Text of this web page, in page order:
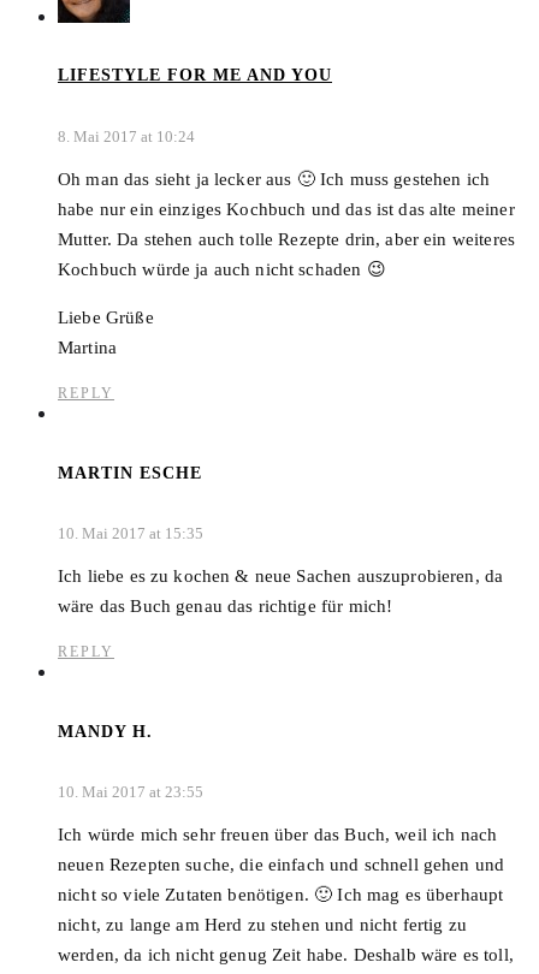
LIFESTYLE FOR ME AND YOU
8. Mai 2017 at 10:24
Oh man das sieht ja lecker aus 🙂 Ich muss gestehen ich
habe nur ein einziges Kochbuch und das ist das alte meiner
Mutter. Da stehen auch tolle Rezepte drin, aber ein weiteres
Kochbuch würde ja auch nicht schaden 😉
Liebe Grüße
Martina
REPLY
MARTIN ESCHE
10. Mai 2017 at 15:35
Ich liebe es zu kochen & neue Sachen auszuprobieren, da
wäre das Buch genau das richtige für mich!
REPLY
MANDY H.
10. Mai 2017 at 23:55
Ich würde mich sehr freuen über das Buch, weil ich nach
neuen Rezepten suche, die einfach und schnell gehen und
nicht so viele Zutaten benötigen. 🙂 Ich mag es überhaupt
nicht, zu lange am Herd zu stehen und nicht fertig zu
werden, da ich nicht genug Zeit habe. Deshalb wäre es toll,